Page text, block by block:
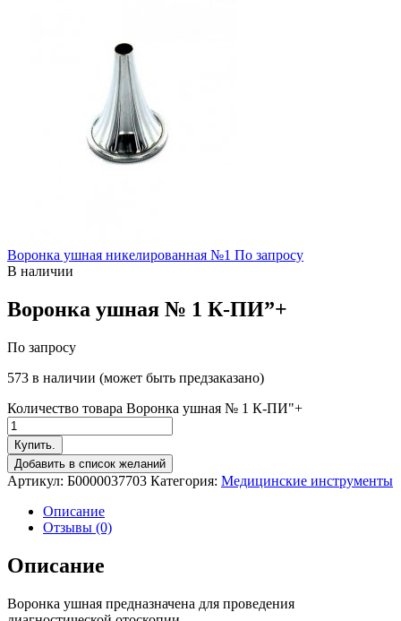
Воронка ушная никелированная №1 По запросу
В наличии
Воронка ушная № 1 К-ПИ”+
По запросу
573 в наличии (может быть предзаказано)
Количество товара Воронка ушная № 1 К-ПИ"+
Купить.
Добавить в список желаний
Артикул: Б0000037703 Категория: Медицинские инструменты
Описание
Отзывы (0)
Описание
Воронка ушная предназначена для проведения